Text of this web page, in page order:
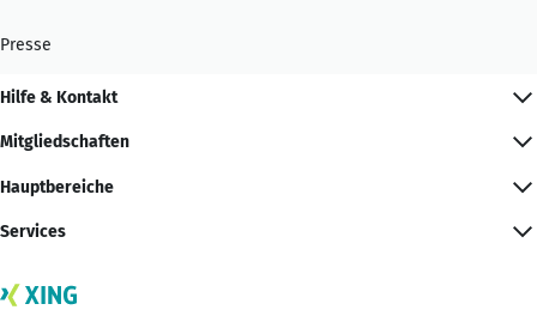
Presse
Hilfe & Kontakt
Mitgliedschaften
Hauptbereiche
Services